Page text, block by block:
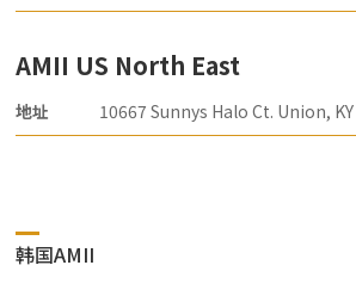
AMII US North East
地址 10667 Sunnys Halo Ct. Union,
韩国AMII